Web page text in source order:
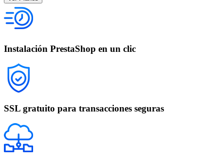
Instalación PrestaShop en un clic
SSL gratuito para transacciones seguras